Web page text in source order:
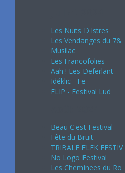
Les Nuits D'Istres
Les Vendanges du 7&
Musilac
Les Francofolies
Aah ! Les Deferlant
Idéklic - Fe
FLIP - Festival Lud
Beau C'est Festival
Fête du Bruit
TRIBALE ELEK FESTIV
No Logo Festival
Les Cheminees du Ro